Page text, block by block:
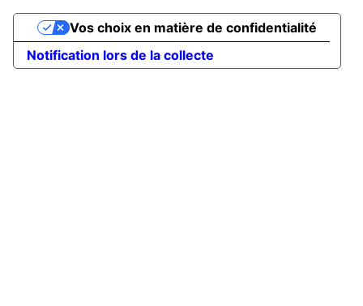
Notification lors de la collecte
Vos choix en matière de confidentialité